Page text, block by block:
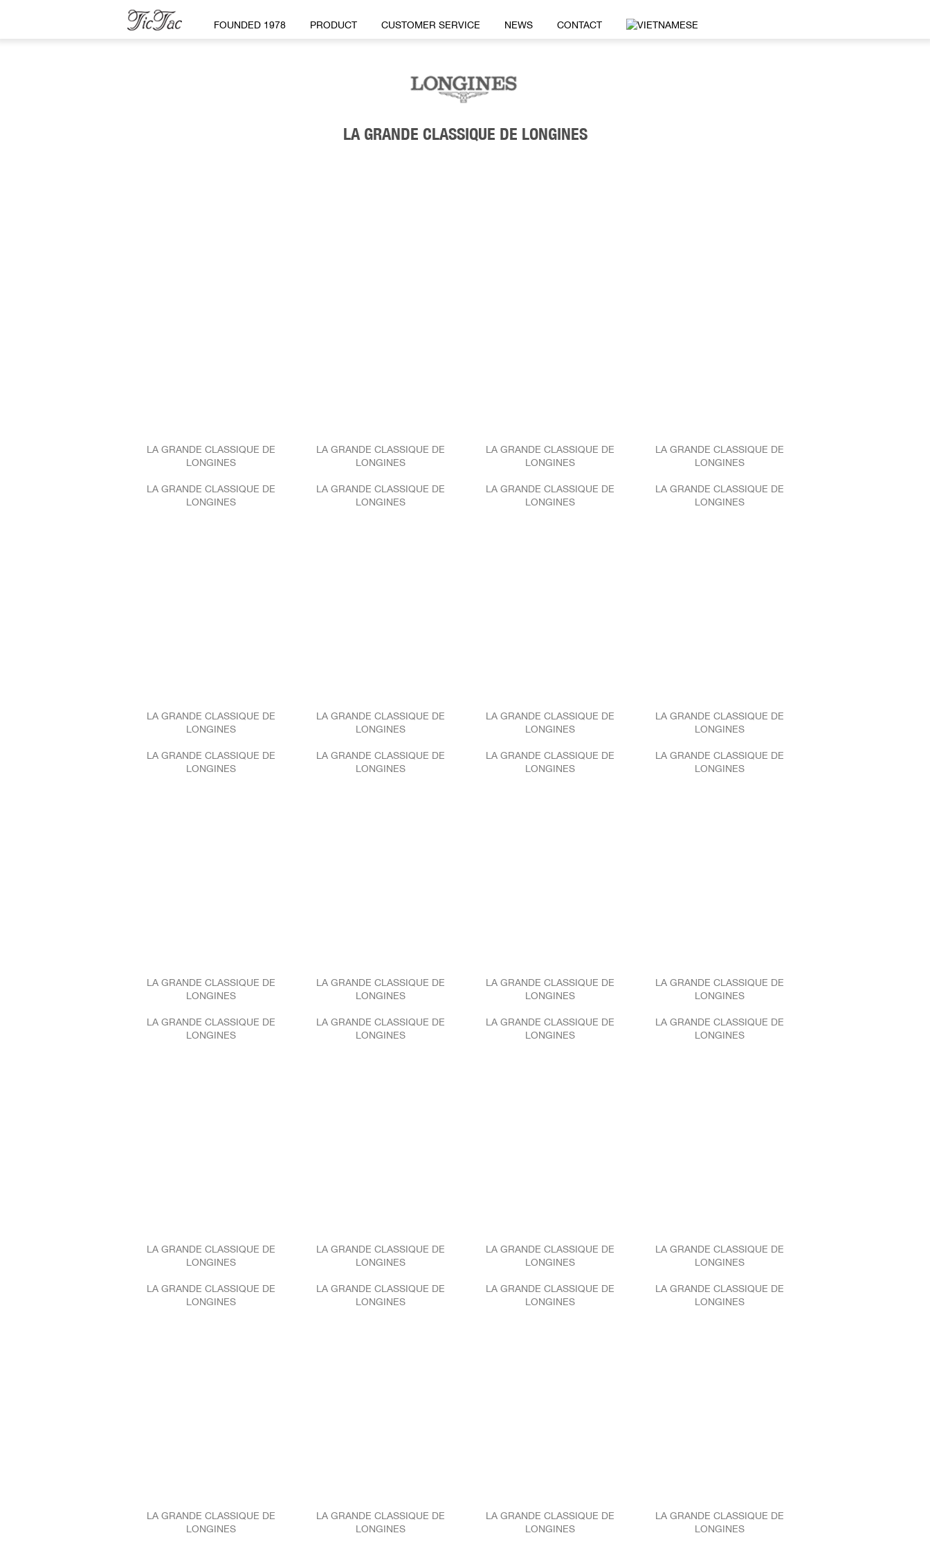
FOUNDED 1978 PRODUCT CUSTOMER SERVICE NEWS CONTACT
LA GRANDE CLASSIQUE DE LONGINES
LA GRANDE CLASSIQUE DE
LONGINES
LA GRANDE CLASSIQUE DE
LONGINES
LA GRANDE CLASSIQUE DE
LONGINES
LA GRANDE CLASSIQUE DE
LONGINES
LA GRANDE CLASSIQUE DE
LONGINES
LA GRANDE CLASSIQUE DE
LONGINES
LA GRANDE CLASSIQUE DE
LONGINES
LA GRANDE CLASSIQUE DE
LONGINES
LA GRANDE CLASSIQUE DE
LONGINES
LA GRANDE CLASSIQUE DE
LONGINES
LA GRANDE CLASSIQUE DE
LONGINES
LA GRANDE CLASSIQUE DE
LONGINES
LA GRANDE CLASSIQUE DE
LONGINES
LA GRANDE CLASSIQUE DE
LONGINES
LA GRANDE CLASSIQUE DE
LONGINES
LA GRANDE CLASSIQUE DE
LONGINES
LA GRANDE CLASSIQUE DE
LONGINES
LA GRANDE CLASSIQUE DE
LONGINES
LA GRANDE CLASSIQUE DE
LONGINES
LA GRANDE CLASSIQUE DE
LONGINES
LA GRANDE CLASSIQUE DE
LONGINES
LA GRANDE CLASSIQUE DE
LONGINES
LA GRANDE CLASSIQUE DE
LONGINES
LA GRANDE CLASSIQUE DE
LONGINES
LA GRANDE CLASSIQUE DE
LONGINES
LA GRANDE CLASSIQUE DE
LONGINES
LA GRANDE CLASSIQUE DE
LONGINES
LA GRANDE CLASSIQUE DE
LONGINES
LA GRANDE CLASSIQUE DE
LONGINES
LA GRANDE CLASSIQUE DE
LONGINES
LA GRANDE CLASSIQUE DE
LONGINES
LA GRANDE CLASSIQUE DE
LONGINES
LA GRANDE CLASSIQUE DE
LONGINES
LA GRANDE CLASSIQUE DE
LONGINES
LA GRANDE CLASSIQUE DE
LONGINES
LA GRANDE CLASSIQUE DE
LONGINES